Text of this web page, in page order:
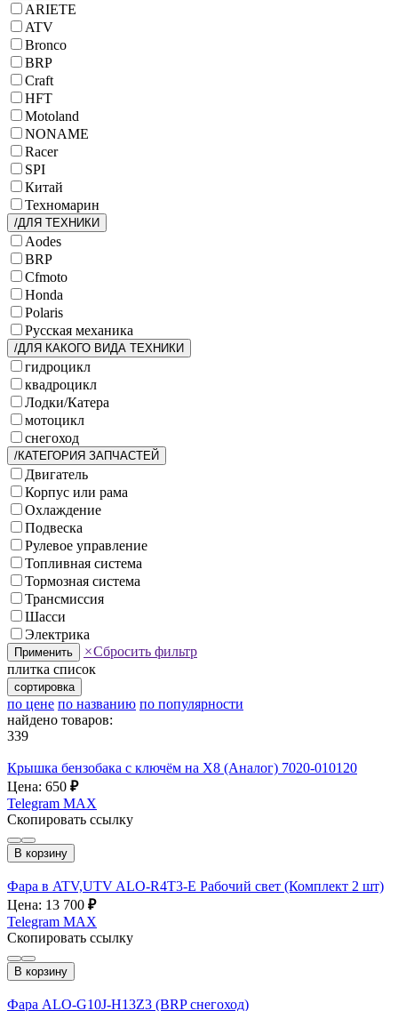
ARIETE
ATV
Bronco
BRP
Craft
HFT
Motoland
NONAME
Racer
SPI
Китай
Техномарин
/ДЛЯ ТЕХНИКИ
Aodes
BRP
Cfmoto
Honda
Polaris
Русская механика
/ДЛЯ КАКОГО ВИДА ТЕХНИКИ
гидроцикл
квадроцикл
Лодки/Катера
мотоцикл
снегоход
/КАТЕГОРИЯ ЗАПЧАСТЕЙ
Двигатель
Корпус или рама
Охлаждение
Подвеска
Рулевое управление
Топливная система
Тормозная система
Трансмиссия
Шасси
Электрика
Применить ×Сбросить фильтр
плитка список
сортировка
по цене по названию по популярности
найдено товаров:
339
Крышка бензобака с ключём на X8 (Аналог) 7020-010120
Цена: 650 ₽
Telegram MAX
Скопировать ссылку
В корзину
Фара в ATV,UTV ALO-R4T3-E Рабочий свет (Комплект 2 шт)
Цена: 13 700 ₽
Telegram MAX
Скопировать ссылку
В корзину
Фара ALO-G10J-H13Z3 (BRP снегоход)